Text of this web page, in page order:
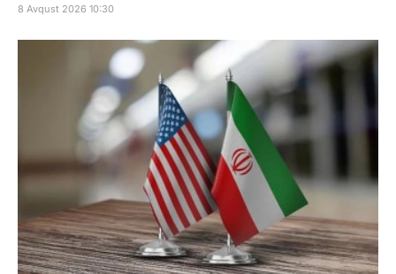
8 Avqust 2026 10:30